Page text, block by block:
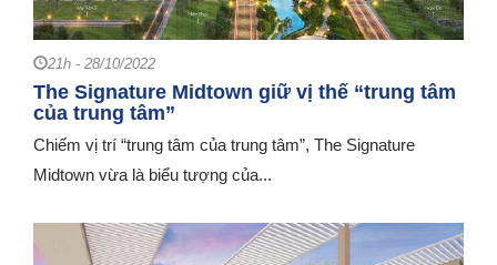
21h - 28/10/2022
The Signature Midtown giữ vị thế “trung tâm
của trung tâm”
Chiếm vị trí “trung tâm của trung tâm”, The Signature
Midtown vừa là biểu tượng của...